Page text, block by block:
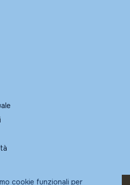
cookie funzionali per